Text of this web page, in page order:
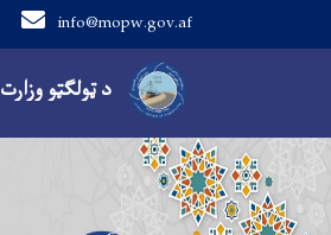
د ټولګټو وزارت
info@mopw.gov.af
Main navigation